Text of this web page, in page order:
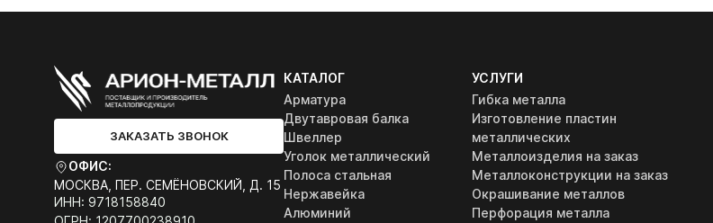
ЗАКАЗАТЬ ЗВОНОК
ОФИС:
МОСКВА, ПЕР. СЕМЁНОВСКИЙ, Д. 15
ИНН: 9718158840
КАТАЛОГ
Арматура
Двутавровая балка
Швеллер
Уголок металлический
Полоса стальная
Нержавейка
Алюминий
УСЛУГИ
Гибка металла
Изготовление пластин
металлических
Металлоизделия на заказ
Металлоконструкции на заказ
Окрашивание металлов
Перфорация металла